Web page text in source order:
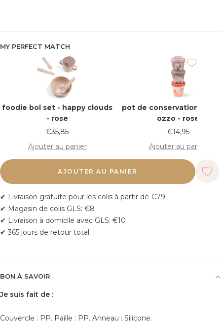
MY PERFECT MATCH
foodie bol set - happy clouds
- rose
Prix
de
€35,85
Ajouter au panier
pot de conservation lot
ozzo - rose
Prix
de
€14,95
Ajouter au panier
AJOUTER AU PANIER
✔ Livraison gratuite pour les colis à partir de €79
✔ Magasin de colis GLS: €8
✔ Livraison à domicile avec GLS: €10
✔ 365 jours de retour total
BON À SAVOIR
Je suis fait de :
Couvercle : PP. Paille : PP. Anneau : Silicone.